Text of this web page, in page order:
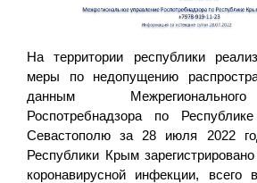
На территории республики
меры по недопущению
данным
Роспотребнадзора по
Севастополю за 28 июля 2022
Республики Крым
коронавирусной инфекции, всего